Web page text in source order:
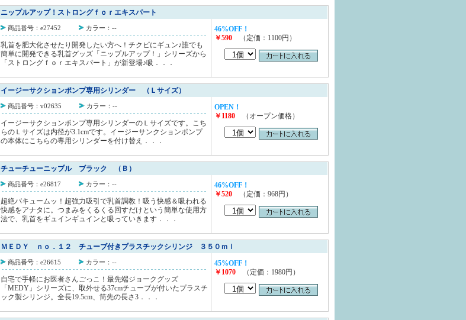
ニップルアップ！ストロングｆｏｒエキスパート
商品番号：e27452 カラー：--
乳首を肥大化させたり開発したい方へ！チクビにギュン♪誰でも
簡単に開発できる乳首グッズ「ニップルアップ！」シリーズから
「ストロングｆｏｒエキスパート」が新登場♪吸．．．
46%OFF！
￥590 （定価：1100円）
イージーサクションポンプ専用シリンダー （Ｌサイズ）
商品番号：v02635 カラー：--
イージーサクションポンプ専用シリンダーのＬサイズです。こち
らのＬサイズは内径が3.1cmです。イージーサンクションポンプ
の本体にこちらの専用シリンダーを付け替え．．．
OPEN！
￥1180 （オープン価格）
チューチューニップル ブラック （Ｂ）
商品番号：e26817 カラー：--
超絶バキュームッ！超強力吸引で乳首調教！吸う快感＆吸われる
快感をアナタに。つまみをくるくる回すだけという簡単な使用方
法で、乳首をギュインギュインと吸っていきます．．．
46%OFF！
￥520 （定価：968円）
ＭＥＤＹ ｎｏ．１２ チューブ付きプラスチックシリンジ ３５０ｍｌ
商品番号：e26615 カラー：--
自宅で手軽にお医者さんごっこ！最先端ジョークグッズ
「MEDY」シリーズに、取外せる37cmチューブが付いたプラスチ
ック製シリンジ。全長19.5cm、筒先の長さ3．．．
45%OFF！
￥1070 （定価：1980円）